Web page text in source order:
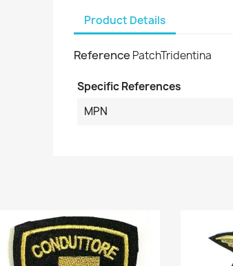
Product Details
Reference PatchTridentina
Specific References
MPN